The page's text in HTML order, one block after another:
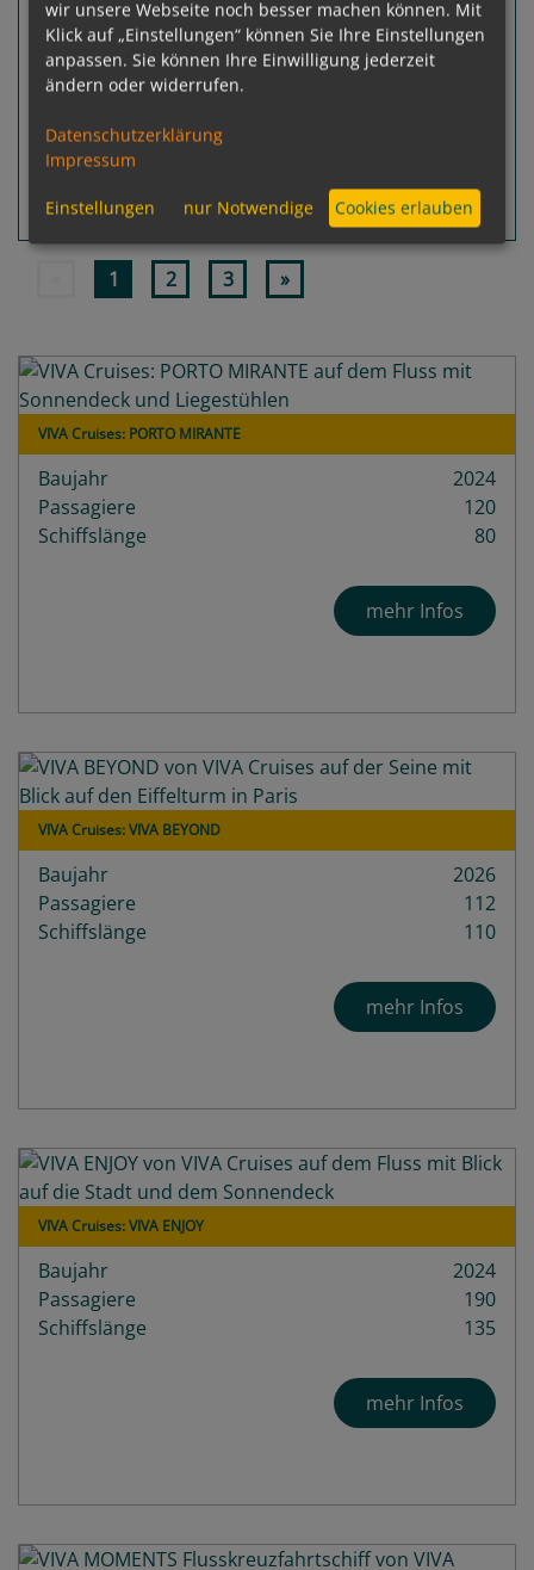
Gewählter Termin:
19.08.2026 - 26.08.2026
p. P.ab€ 1.795,-
Routeninfos Terminübersicht
1 2 3 »
VIVA Cruises: PORTO MIRANTE
Baujahr
2024
Passagiere
120
Schiffslänge
80
mehr Infos
VIVA Cruises: VIVA BEYOND
Baujahr
2026
Passagiere
112
Schiffslänge
110
mehr Infos
VIVA Cruises: VIVA ENJOY
Baujahr
2024
Passagiere
190
Schiffslänge
135
mehr Infos
wir unsere Webseite noch besser machen können. Mit
Klick auf „Einstellungen“ können Sie Ihre Einstellungen
anpassen. Sie können Ihre Einwilligung jederzeit
ändern oder widerrufen.
Datenschutzerklärung
Impressum
Einstellungen nur Notwendige Cookies erlauben